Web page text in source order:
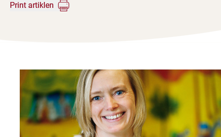
Print artiklen